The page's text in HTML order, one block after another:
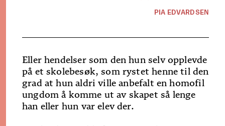
PIA EDVARDSEN
Eller hendelser som den hun selv opplevde
på et skolebesøk, som rystet henne til den
grad at hun aldri ville anbefalt en homofil
ungdom å komme ut av skapet så lenge
han eller hun var elev der.